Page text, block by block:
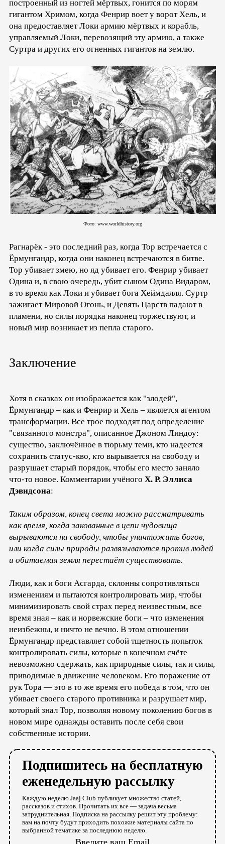
построенный из ногтей мёртвых, гонится по морям
гигантом Хримом, когда Фенрир воет у ворот Хель, и
она предоставляет Локи армию мёртвых и корабль,
управляемый Локи, перевозящий эту армию, а также
Суртра и других его огненных гигантов на землю.
Фото: www.worldhistory.org
Рагнарёк - это последний раз, когда Тор встречается с
Ёрмунгандр, когда они наконец встречаются в битве.
Тор убивает змею, но яд убивает его. Фенрир убивает
Одина и, в свою очередь, убит сыном Одина Видаром,
в то время как Локи и убивает бога Хеймдалля. Суртр
зажигает Мировой Огонь, и Девять Царств падают в
пламени, но силы порядка наконец торжествуют, и
новый мир возникает из пепла старого.
Заключение
Хотя в сказках он изображается как "злодей",
Ёрмунгандр – как и Фенрир и Хель – является агентом
трансформации. Все трое подходят под определение
"связанного монстра", описанное Джоном Линдоу:
существо, заключённое в тюрьму теми, кто надеется
сохранить статус-кво, кто вырывается на свободу и
разрушает старый порядок, чтобы его место заняло
что-то новое. Комментарии учёного Х. Р. Эллиса
Дэвидсона:
Таким образом, конец света можно рассматривать
как время, когда закованные в цепи чудовища
вырываются на свободу, чтобы уничтожить богов,
или когда силы природы развязываются против людей
и обитаемая земля перестаёт существовать.
Люди, как и боги Асгарда, склонны сопротивляться
изменениям и пытаются контролировать мир, чтобы
минимизировать свой страх перед неизвестным, все
время зная – как и норвежские боги – что изменения
неизбежны, и ничто не вечно. В этом отношении
Ёрмунгандр представляет собой тщетность попыток
контролировать силы, которые в конечном счёте
невозможно сдержать, как природные силы, так и силы,
приводимые в движение человеком. Его поражение от
рук Тора — это в то же время его победа в том, что он
убивает своего старого противника и разрушает мир,
который знал Тор, позволяя новому поколению богов в
новом мире однажды оставить после себя свои
собственные истории.
Подпишитесь на бесплатную
еженедельную рассылку
Каждую неделю Jaaj.Club публикует множество статей,
рассказов и стихов. Прочитать их все — задача весьма
затруднительная. Подписка на рассылку решит эту проблему:
вам на почту будут приходить похожие материалы сайта по
выбранной тематике за последнюю неделю.